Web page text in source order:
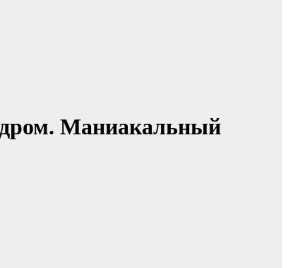
Маниакальный